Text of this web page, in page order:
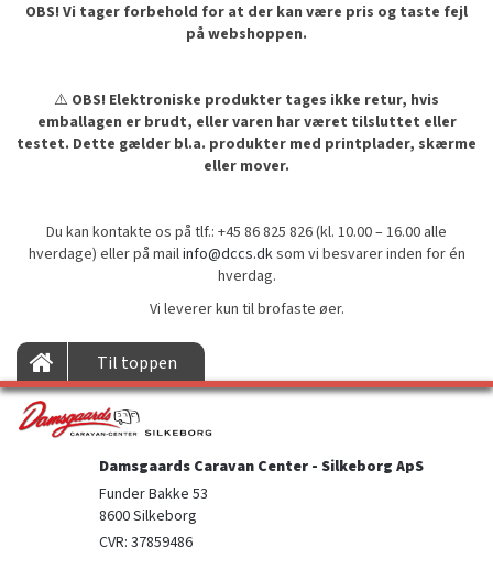
OBS! Vi tager forbehold for at der kan være pris og taste fejl
på webshoppen.
⚠️ OBS! Elektroniske produkter tages ikke retur, hvis
emballagen er brudt, eller varen har været tilsluttet eller
testet. Dette gælder bl.a. produkter med printplader, skærme
eller mover.
Du kan kontakte os på tlf.: +45 86 825 826 (kl. 10.00 – 16.00 alle
hverdage) eller på mailinfo@dccs.dksom vi besvarer inden for én
hverdag.
Vi leverer kun til brofaste øer.
Til toppen
Damsgaards Caravan Center - Silkeborg ApS
Funder Bakke 53
8600 Silkeborg
CVR: 37859486